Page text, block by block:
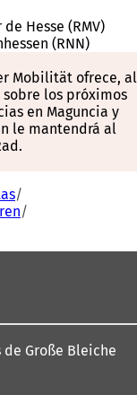
Hesse (RMV)
(RNN)
Mobilität ofrece, al
los próximos
en Maguncia y
le mantendrá al
Große Bleiche